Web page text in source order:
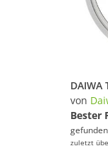
von
Bester
zuletzt